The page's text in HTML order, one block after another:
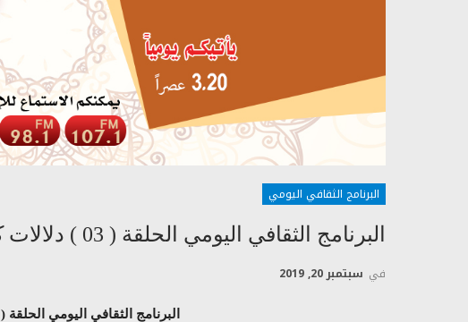
البرنامج الثقافي اليومي
البرنامج الثقافي اليومي الحلقة ( 03 ) دلالات كربلاء
في سبتمبر 20, 2019
البرنامج الثقافي اليومي الحلقة ( 03 ) دلالات كربلاء